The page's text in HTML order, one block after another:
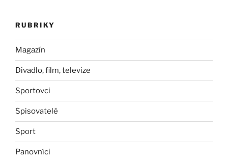
RUBRIKY
Magazín
Divadlo, film, televize
Sportovci
Spisovatelé
Sport
Panovníci